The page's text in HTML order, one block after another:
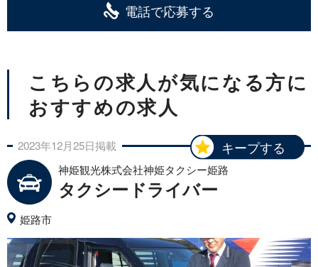
電話で応募する
こちらの求人が気になる方に
おすすめの求人
キープする
2023年12月25日掲載
神姫観光株式会社神姫タクシー姫路
タクシードライバー
姫路市